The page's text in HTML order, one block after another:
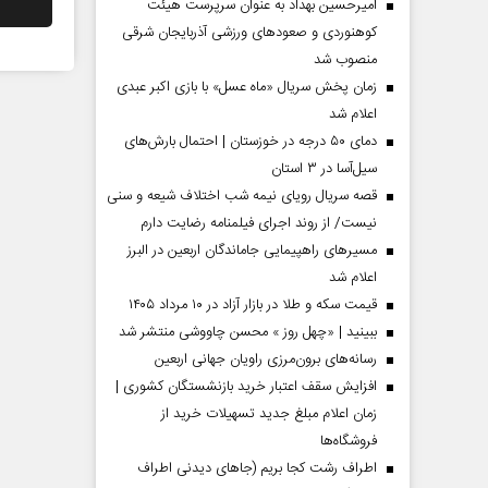
امیرحسین بهداد به عنوان سرپرست هیئت
کوهنوردی و صعودهای ورزشی آذربایجان شرقی
منصوب شد
زمان پخش سریال «ماه عسل» با بازی اکبر عبدی
اعلام شد
دمای ۵۰ درجه در خوزستان | احتمال بارش‌های
سیل‌آسا در ۳ استان
قصه سریال رویای نیمه شب اختلاف شیعه و سنی
نیست/ از روند اجرای فیلمنامه رضایت دارم
مسیر‌های راهپیمایی جاماندگان اربعین در البرز
اعلام شد
قیمت سکه و طلا در بازار آزاد در ۱۰ مرداد ۱۴۰۵
ببینید | «چهل روز » محسن چاووشی منتشر شد
رسانه‌های برون‌مرزی راویان جهانی اربعین
افزایش سقف اعتبار خرید بازنشستگان کشوری |
زمان اعلام مبلغ جدید تسهیلات خرید از
فروشگاه‌ها
اطراف رشت کجا بریم (جاهای دیدنی اطراف
صفحات نخست روزنامه ها‌ی‌سه‌شنبه ۶ مردادماه